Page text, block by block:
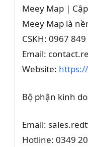
Meey Map |
Meey Map là
CSKH: 0967
Email:
Website:
Bộ phận kinh
Email:
Hotline: 0349